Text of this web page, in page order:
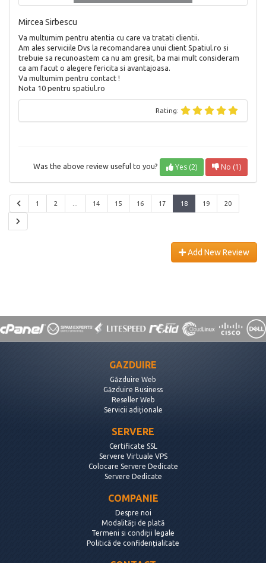
Mircea Sirbescu
Va multumim pentru atentia cu care va tratati clientii.
Am ales serviciile Dvs la recomandarea unui client Spatiul.ro si
trebuie sa recunoastem ca nu am gresit, ba mai mult consideram
ca am facut o alegere fericita si avantajoasa.
Va multumim pentru contact !
Nota 10 pentru spatiul.ro
Rating:
Was the above review useful to you? Yes (2) No (1)
1 2 14 15 16 17 18 19 20
Add New Review
GAZDUIRE
Găzduire Web
Găzduire Business
Reseller Web
Servicii adiționale
SERVERE
Certificate SSL
Servere Virtuale VPS
Colocare Servere Dedicate
Servere Dedicate
COMPANIE
Despre noi
Modalități de plată
Termeni si condiții legale
Politică de confidențialitate